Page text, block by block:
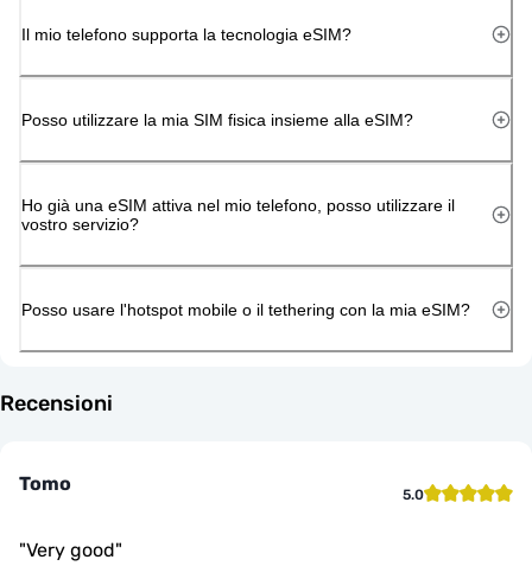
Il mio telefono supporta la tecnologia eSIM?
Posso utilizzare la mia SIM fisica insieme alla eSIM?
Ho già una eSIM attiva nel mio telefono, posso utilizzare il
vostro servizio?
Posso usare l'hotspot mobile o il tethering con la mia eSIM?
Recensioni
Tomo 5.0
"Very good"